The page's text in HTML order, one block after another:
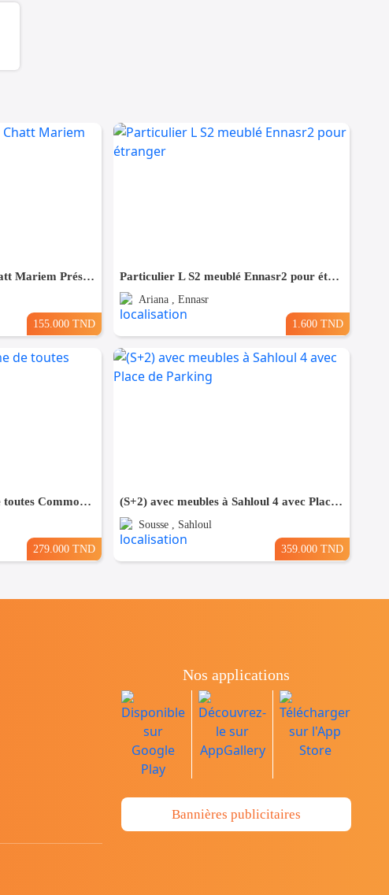
Appartement (s+0) à Chatt Mariem Prés de la mer
155.000 TND
Particulier L S2 meublé Ennasr2 pour étranger
Ariana , Ennasr
1.600 TND
(S+3) à Sousse Proche de toutes Commodités
279.000 TND
(S+2) avec meubles à Sahloul 4 avec Place de Parking
Sousse , Sahloul
359.000 TND
Nos applications
Bannières publicitaires